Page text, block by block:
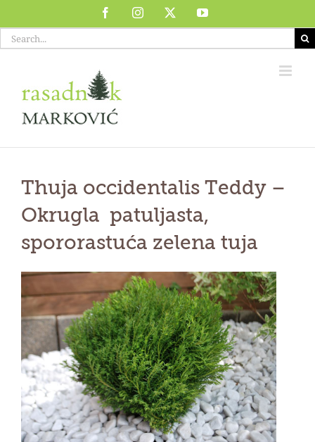
content
FacebookInstagram YouTube
Search
for:
Thuja occidentalis Teddy –
Okrugla patuljasta,
spororastuća zelena tuja